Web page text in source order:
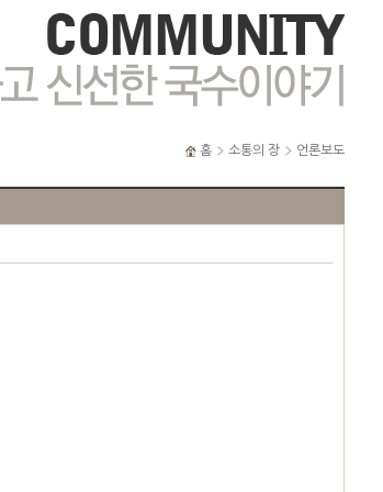
홈 소통의 장 언론보도